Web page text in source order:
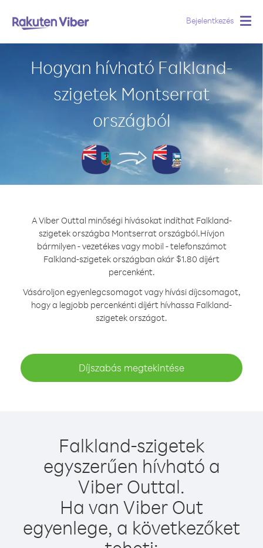
Bejelentkezés
Hogyan hívható Falkland-
szigetek Montserrat
országból
A Viber Outtal minőségi hívásokat indíthat Falkland-
szigetek országba Montserrat országból.Hívjon
bármilyen - vezetékes vagy mobil - telefonszámot
Falkland-szigetek országban akár $1.80 díjért
percenként.
Vásároljon egyenlegcsomagot vagy hívási díjcsomagot,
hogy a legjobb percenkénti díjért hívhassa Falkland-
szigetek országot.
Díjszabás megtekintése
Falkland-szigetek
egyszerűen hívható a
Viber Outtal.
Ha van Viber Out
egyenlege, a következőket